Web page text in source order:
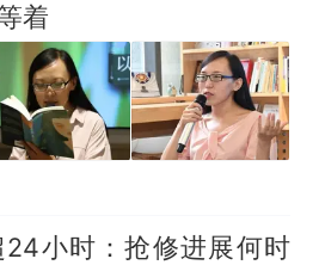
着
小时：抢修进展何时